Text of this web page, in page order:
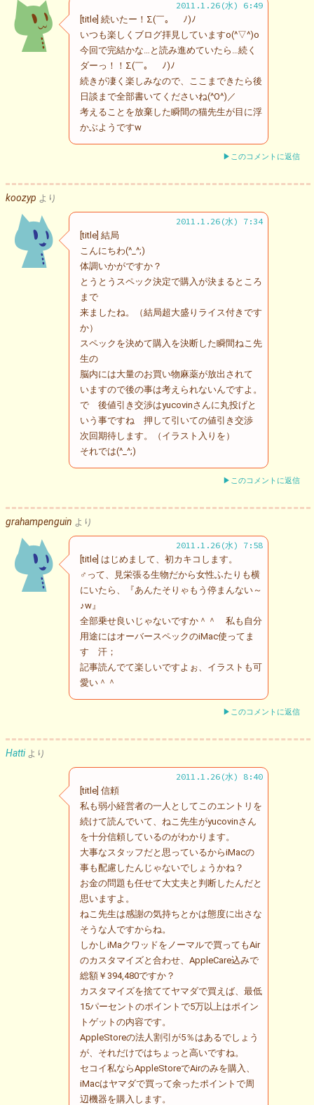
2011.1.26(水) 6:49
[title] 続いたー！Σ(￣。￣ﾉ)ﾉ
いつも楽しくブログ拝見していますo(^▽^)o
今回で完結かな…と読み進めていたら…続く
ダーっ！！Σ(￣。￣ﾉ)ﾉ
続きが凄く楽しみなので、ここまできたら後
日談まで全部書いてくださいね(^O^)／
考えることを放棄した瞬間の猫先生が目に浮
かぶようですw
▶このコメントに返信
koozyp より
2011.1.26(水) 7:34
[title] 結局
こんにちわ(^_^;)
体調いかがですか？
とうとうスペック決定で購入が決まるところ
まで
来ましたね。（結局超大盛りライス付きです
か）
スペックを決めて購入を決断した瞬間ねこ先
生の
脳内には大量のお買い物麻薬が放出されて
いますので後の事は考えられないんですよ。
で 後値引き交渉はyucovinさんに丸投げと
いう事ですね 押して引いての値引き交渉
次回期待します。（イラスト入りを）
それでは(^_^;)
▶このコメントに返信
grahampenguin より
2011.1.26(水) 7:58
[title] はじめまして、初カキコします。
♂って、見栄張る生物だから女性ふたりも横
にいたら、『あんたそりゃもう停まんない～
♪w』
全部乗せ良いじゃないですか＾＾ 私も自分
用途にはオーバースペックのiMac使ってま
す 汗；
記事読んでて楽しいですよぉ、イラストも可
愛い＾＾
▶このコメントに返信
Hatti より
2011.1.26(水) 8:40
[title] 信頼
私も弱小経営者の一人としてこのエントリを
続けて読んでいて、ねこ先生がyucovinさん
を十分信頼しているのがわかります。
大事なスタッフだと思っているからiMacの
事も配慮したんじゃないでしょうかね？
お金の問題も任せて大丈夫と判断したんだと
思いますよ。
ねこ先生は感謝の気持ちとかは態度に出さな
そうな人ですからね。
しかしiMaクワッドをノーマルで買ってもAir
のカスタマイズと合わせ、AppleCare込みで
総額￥394,480ですか？
カスタマイズを捨ててヤマダで買えば、最低
15パーセントのポイントで5万以上はポイン
トゲットの内容です。
AppleStoreの法人割引が5％はあるでしょう
が、それだけではちょっと高いですね。
セコイ私ならAppleStoreでAirのみを購入、
iMacはヤマダで買って余ったポイントで周
辺機器を購入します。